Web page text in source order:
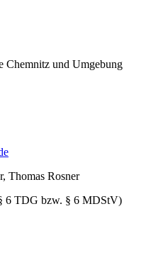
Chemnitz und Umgebung
Thomas Rosner
6 TDG bzw. § 6 MDStV)